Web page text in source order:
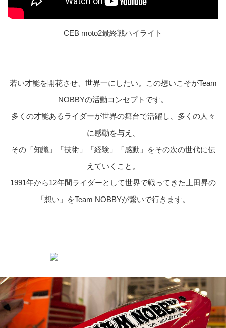
CEB moto2最終戦ハイライト
若い才能を開花させ、世界一にしたい。この想いこそがTeam
NOBBYの活動コンセプトです。
多くの才能あるライダーが世界の舞台で活躍し、多くの人々
に感動を与え、
その「知識」「技術」「経験」「感動」をその次の世代に伝
えていくこと。
1991年から12年間ライダーとして世界で戦ってきた上田昇の
「想い」をTeam NOBBYが繋いで行きます。